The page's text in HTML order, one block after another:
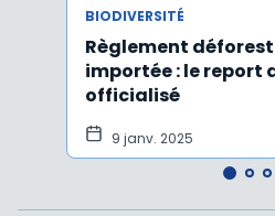
BIODIVERSITÉ
Règlement
importée : le report
officialisé
9 janv. 2025